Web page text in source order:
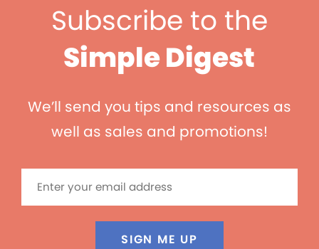
Subscribe to the
Simple Digest
We’ll send you tips and resources as
well as sales and promotions!
SIGN ME UP